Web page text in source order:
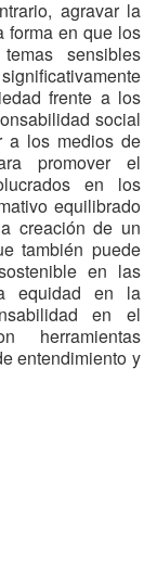
agravar la
forma en que los
sensibles
frente a los
social
a los medios de
promover el
en los
equilibrado
creación de un
también puede
en las
equidad en la
en el
herramientas
entendimiento y